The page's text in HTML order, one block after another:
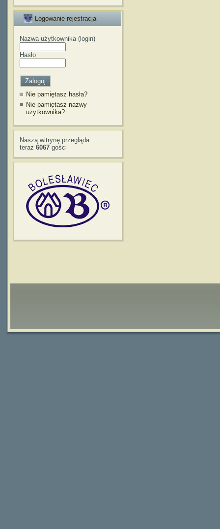
Logowanie rejestracja
Nazwa użytkownika (login)
Hasło
Nie pamiętasz hasła?
Nie pamiętasz nazwy
użytkownika?
Naszą witrynę przegląda
teraz 6067 gości